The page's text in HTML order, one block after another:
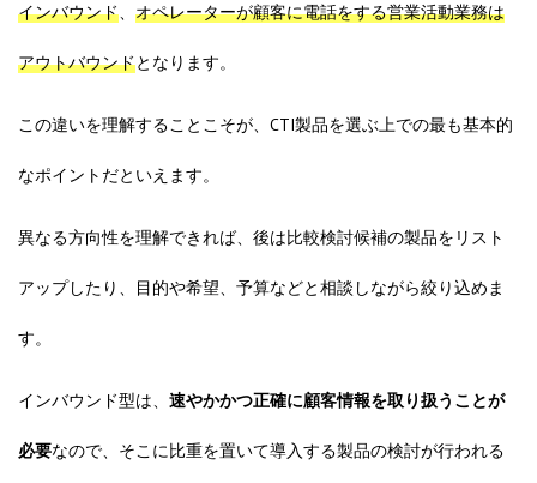
インバウンド、 オペレーターが顧客に電話をする営業活動業務は
アウトバウンドとなります。
この違いを理解することこそが、CTI製品を選ぶ上での最も基本的
なポイントだといえます。
異なる方向性を理解できれば、後は比較検討候補の製品をリスト
アップしたり、目的や希望、予算などと相談しながら絞り込めま
す。
インバウンド型は、 速やかかつ正確に顧客情報を取り扱うことが
必要なので、そこに比重を置いて導入する製品の検討が行われる